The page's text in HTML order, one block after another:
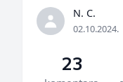
N. C.
02.10.2024.
23